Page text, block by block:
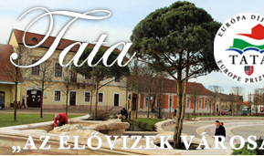
Jump to navigation